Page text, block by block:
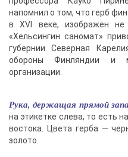
напомнил о том, что герб
в XVI веке, изображен не
«Хельсингин саномат»
губернии Северная
обороны Финляндии и
организации.
Рука, держащая прямой
на этикетке слева, то есть
востока. Цвета герба —
золото.